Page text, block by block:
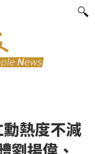
熱度不減